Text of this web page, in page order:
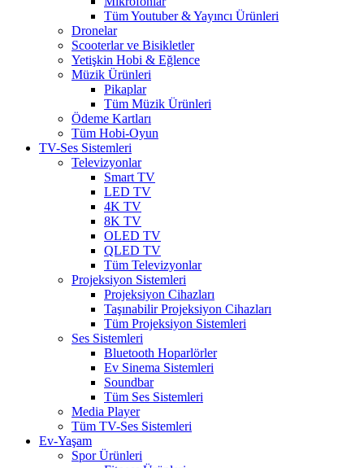
Tüm Youtuber & Yayıncı Ürünleri
Dronelar
Scooterlar ve Bisikletler
Yetişkin Hobi & Eğlence
Müzik Ürünleri
Pikaplar
Tüm Müzik Ürünleri
Ödeme Kartları
Tüm Hobi-Oyun
TV-Ses Sistemleri
Televizyonlar
Smart TV
LED TV
4K TV
8K TV
OLED TV
QLED TV
Tüm Televizyonlar
Projeksiyon Sistemleri
Projeksiyon Cihazları
Taşınabilir Projeksiyon Cihazları
Tüm Projeksiyon Sistemleri
Ses Sistemleri
Bluetooth Hoparlörler
Ev Sinema Sistemleri
Soundbar
Tüm Ses Sistemleri
Media Player
Tüm TV-Ses Sistemleri
Ev-Yaşam
Spor Ürünleri